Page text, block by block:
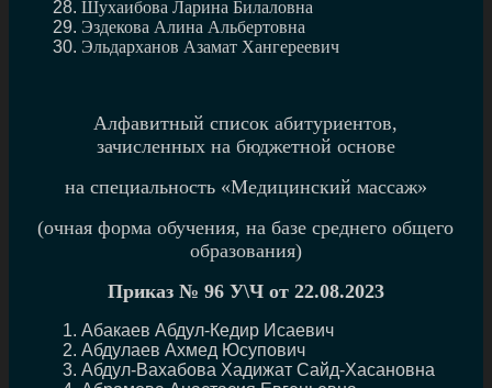
Шухаибова Ларина Билаловна
Эздекова Алина Альбертовна
Эльдарханов Азамат Хангереевич
Алфавитный список абитуриентов,
зачисленных на бюджетной основе
на специальность «Медицинский массаж»
(очная форма обучения, на базе среднего общего
образования)
Приказ № 96 У\Ч от 22.08.2023
Абакаев Абдул-Кедир Исаевич
Абдулаев Ахмед Юсупович
Абдул-Вахабова Хадижат Сайд-Хасановна